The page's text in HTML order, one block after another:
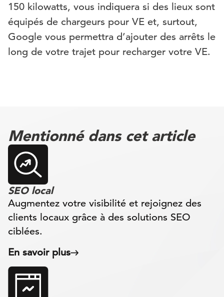
150 kilowatts, vous indiquera si des lieux sont
équipés de chargeurs pour VE et, surtout,
Google vous permettra d’ajouter des arrêts le
long de votre trajet pour recharger votre VE.
Mentionné dans cet article
SEO local
Augmentez votre visibilité et rejoignez des
clients locaux grâce à des solutions SEO
ciblées.
En savoir plus